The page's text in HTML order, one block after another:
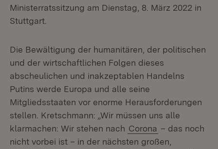
Ministerratssitzung am Dienstag, 8. März 2022 in
Stuttgart.
Die Bewältigung der humanitären, der politischen
und der wirtschaftlichen Folgen dieses
abscheulichen und inakzeptablen Handelns
Putins werde Europa und alle seine
Mitgliedsstaaten vor enorme Herausforderungen
stellen. Kretschmann: „Wir müssen uns alle
klarmachen: Wir stehen nach Corona – das noch
nicht vorbei ist – in der nächsten großen,